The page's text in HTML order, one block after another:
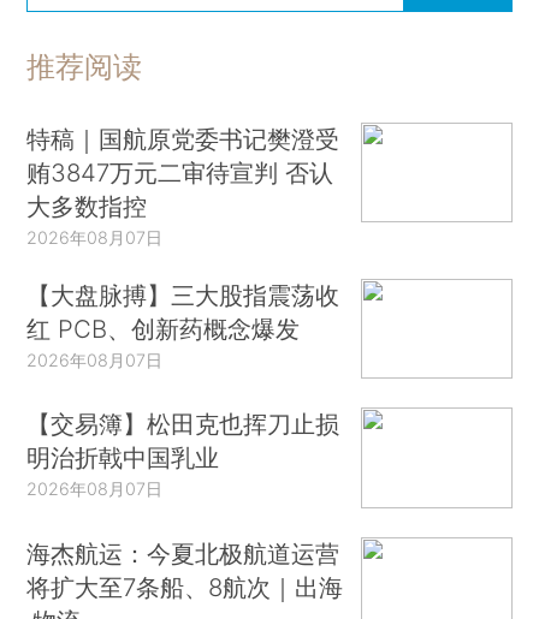
推荐阅读
特稿｜国航原党委书记樊澄受
贿3847万元二审待宣判 否认
大多数指控
2026年08月07日
【大盘脉搏】三大股指震荡收
红 PCB、创新药概念爆发
2026年08月07日
【交易簿】松田克也挥刀止损
明治折戟中国乳业
2026年08月07日
海杰航运：今夏北极航道运营
将扩大至7条船、8航次｜出海